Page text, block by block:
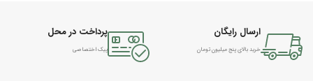
ارسال رایگان
خرید بالای پنج میلیون تومان
پرداخت در محل
پیک اختصاصی